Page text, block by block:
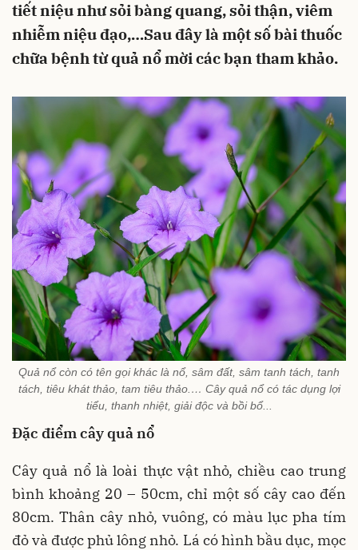
tiết niệu như sỏi bàng quang, sỏi thận, viêm
nhiễm niệu đạo,…Sau đây là một số bài thuốc
chữa bệnh từ quả nổ mời các bạn tham khảo.
Quả nổ còn có tên gọi khác là nổ, sâm đất, sâm tanh tách, tanh
tách, tiêu khát thảo, tam tiêu thảo.… Cây quả nổ có tác dụng lợi
tiểu, thanh nhiệt, giải độc và bồi bổ...
Đặc điểm cây quả nổ
Cây quả nổ là loài thực vật nhỏ, chiều cao trung
bình khoảng 20 – 50cm, chỉ một số cây cao đến
80cm. Thân cây nhỏ, vuông, có màu lục pha tím
đỏ và được phủ lông nhỏ. Lá có hình bầu dục, mọc